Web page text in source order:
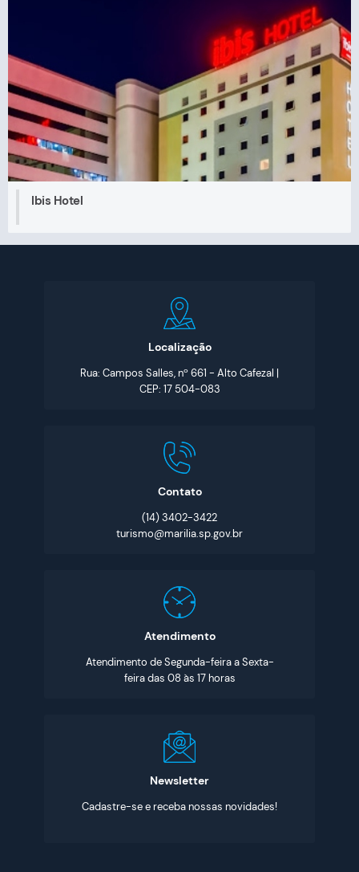
Ibis Hotel
Localização
Rua: Campos Salles, nº 661 - Alto Cafezal |
CEP: 17 504-083
Contato
(14) 3402-3422
turismo@marilia.sp.gov.br
Atendimento
Atendimento de Segunda-feira a Sexta-
feira das 08 às 17 horas
Newsletter
Cadastre-se e receba nossas novidades!